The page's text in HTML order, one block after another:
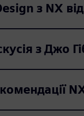
з NX
з Джо